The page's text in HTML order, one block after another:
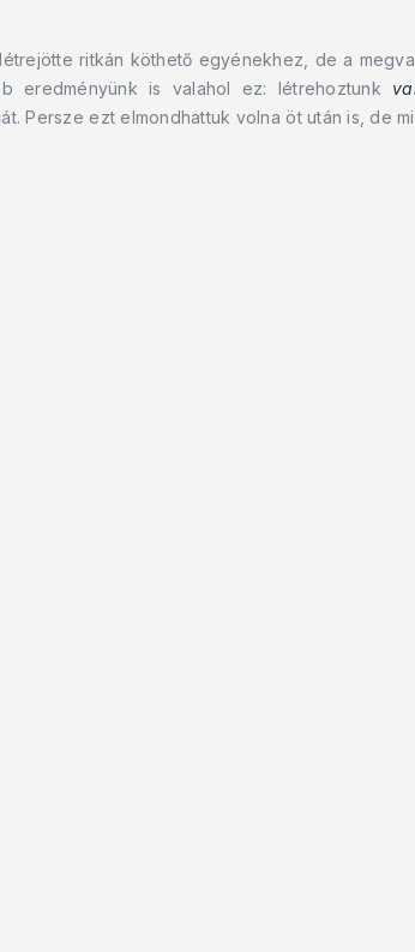
ritkán köthető egyénekhez, de a
eredményünk is valahol ez: létrehoztunk
Persze ezt elmondhattuk volna öt után is, de